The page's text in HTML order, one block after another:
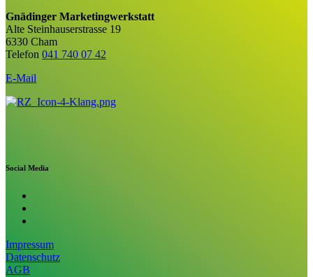
Gnädinger Marketingwerkstatt
Alte Steinhauserstrasse 19
6330 Cham
Telefon 041 740 07 42
E-Mail
Social Media
Impressum
Datenschutz
AGB